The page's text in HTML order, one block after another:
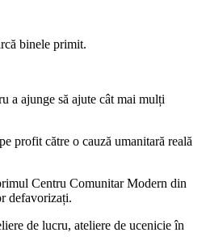
binele primit.
a ajunge să ajute cât mai mulți
profit către o cauză umanitară reală
Centru Comunitar Modern din
defavorizați.
de lucru, ateliere de ucenicie în